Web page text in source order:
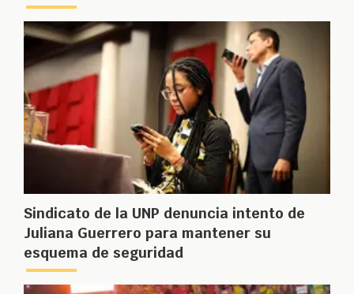
Sindicato de la UNP denuncia intento de
Juliana Guerrero para mantener su
esquema de seguridad